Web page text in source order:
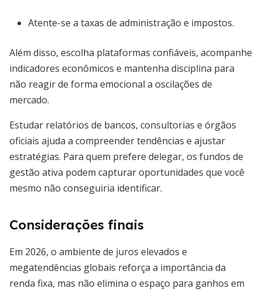
Atente-se a taxas de administração e impostos.
Além disso, escolha plataformas confiáveis, acompanhe
indicadores econômicos e mantenha disciplina para
não reagir de forma emocional a oscilações de
mercado.
Estudar relatórios de bancos, consultorias e órgãos
oficiais ajuda a compreender tendências e ajustar
estratégias. Para quem prefere delegar, os fundos de
gestão ativa podem capturar oportunidades que você
mesmo não conseguiria identificar.
Considerações finais
Em 2026, o ambiente de juros elevados e
megatendências globais reforça a importância da
renda fixa, mas não elimina o espaço para ganhos em